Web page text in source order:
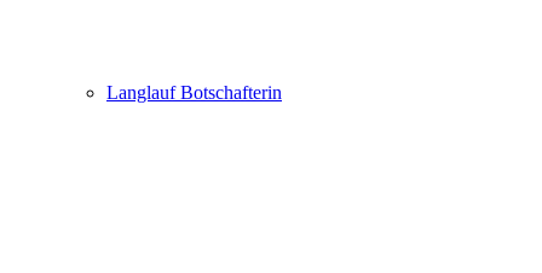
Langlauf Botschafterin